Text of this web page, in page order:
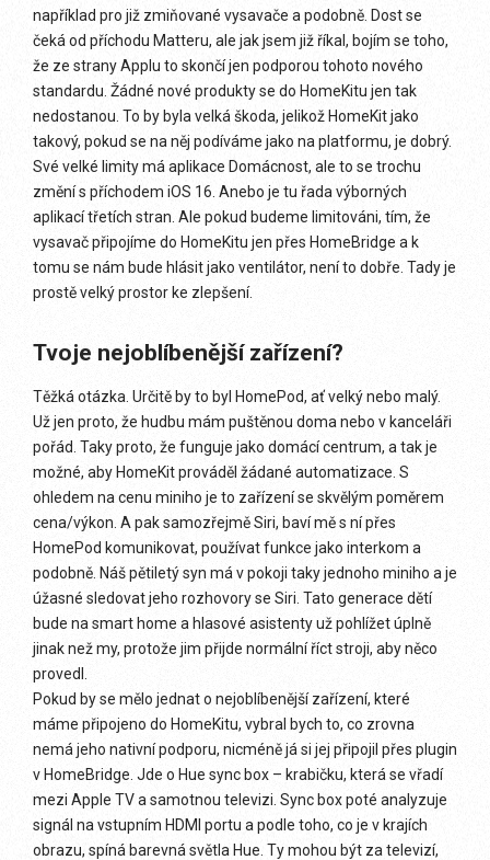
například pro již zmiňované vysavače a podobně. Dost se
čeká od příchodu Matteru, ale jak jsem již říkal, bojím se toho,
že ze strany Applu to skončí jen podporou tohoto nového
standardu. Žádné nové produkty se do HomeKitu jen tak
nedostanou. To by byla velká škoda, jelikož HomeKit jako
takový, pokud se na něj podíváme jako na platformu, je dobrý.
Své velké limity má aplikace Domácnost, ale to se trochu
změní s příchodem iOS 16. Anebo je tu řada výborných
aplikací třetích stran. Ale pokud budeme limitováni, tím, že
vysavač připojíme do HomeKitu jen přes HomeBridge a k
tomu se nám bude hlásit jako ventilátor, není to dobře. Tady je
prostě velký prostor ke zlepšení.
Tvoje nejoblíbenější zařízení?
Těžká otázka. Určitě by to byl HomePod, ať velký nebo malý.
Už jen proto, že hudbu mám puštěnou doma nebo v kanceláři
pořád. Taky proto, že funguje jako domácí centrum, a tak je
možné, aby HomeKit prováděl žádané automatizace. S
ohledem na cenu miniho je to zařízení se skvělým poměrem
cena/výkon. A pak samozřejmě Siri, baví mě s ní přes
HomePod komunikovat, používat funkce jako interkom a
podobně. Náš pětiletý syn má v pokoji taky jednoho miniho a je
úžasné sledovat jeho rozhovory se Siri. Tato generace dětí
bude na smart home a hlasové asistenty už pohlížet úplně
jinak než my, protože jim přijde normální říct stroji, aby něco
provedl.
Pokud by se mělo jednat o nejoblíbenější zařízení, které
máme připojeno do HomeKitu, vybral bych to, co zrovna
nemá jeho nativní podporu, nicméně já si jej připojil přes plugin
v HomeBridge. Jde o Hue sync box – krabičku, která se vřadí
mezi Apple TV a samotnou televizi. Sync box poté analyzuje
signál na vstupním HDMI portu a podle toho, co je v krajích
obrazu, spíná barevná světla Hue. Ty mohou být za televizí,